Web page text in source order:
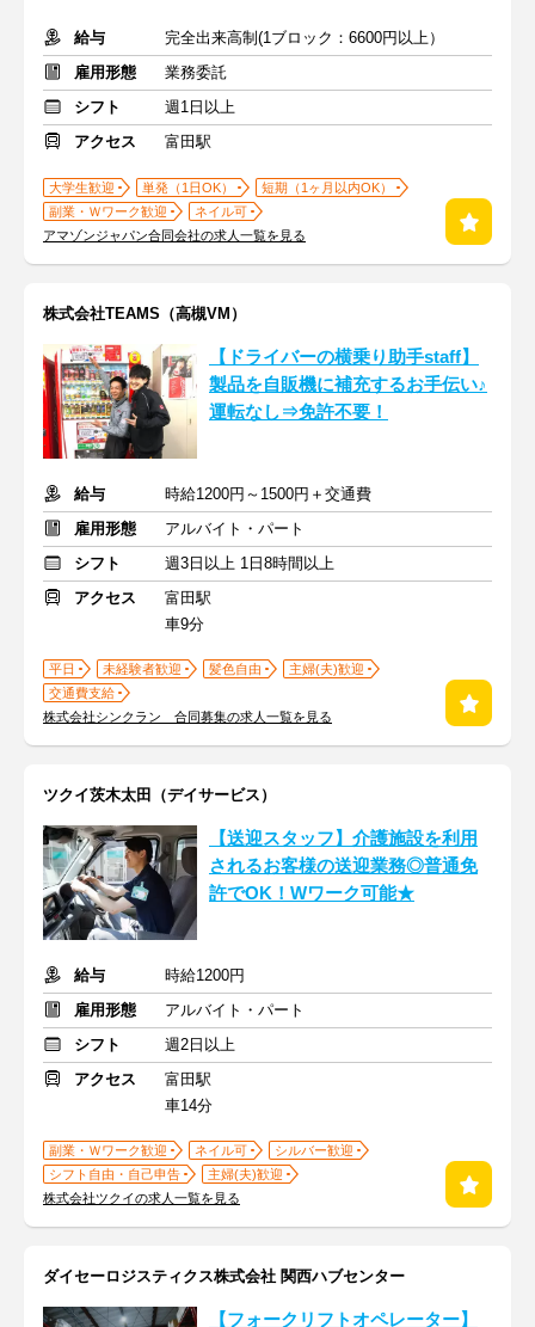
給与
完全出来高制(1ブロック：6600円以上）
雇用形態
業務委託
シフト
週1日以上
アクセス
富田駅
大学生歓迎 単発（1日OK）
短期（1ヶ月以内OK）
副業・Ｗワーク歓迎
ネイル可
アマゾンジャパン合同会社の求人一覧を見る
株式会社TEAMS（高槻VM）
【ドライバーの横乗り助手staff】
製品を自販機に補充するお手伝い♪
運転なし⇒免許不要！
給与
時給1200円～1500円＋交通費
雇用形態
アルバイト・パート
シフト
週3日以上 1日8時間以上
アクセス
富田駅
車9分
平日 未経験者歓迎 髪色自由
主婦(夫)歓迎
交通費支給
株式会社シンクラン 合同募集の求人一覧を見る
ツクイ茨木太田（デイサービス）
【送迎スタッフ】介護施設を利用
されるお客様の送迎業務◎普通免
許でOK！Wワーク可能★
給与
時給1200円
雇用形態
アルバイト・パート
シフト
週2日以上
アクセス
富田駅
車14分
副業・Ｗワーク歓迎 ネイル可
シルバー歓迎
シフト自由・自己申告
主婦(夫)歓迎
株式会社ツクイの求人一覧を見る
ダイセーロジスティクス株式会社 関西ハブセンター
【フォークリフトオペレーター】